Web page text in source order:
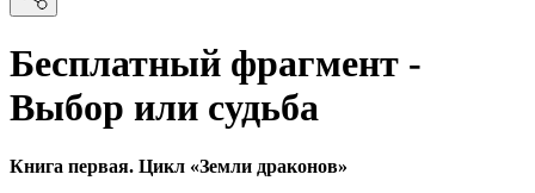
Бесплатный фрагмент -
Выбор или судьба
Книга первая. Цикл «Земли драконов»